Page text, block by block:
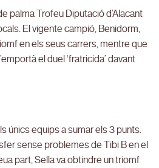
palma Trofeu Diputació d’Alacant
El vigente campió, Benidorm,
en els seus carrers, mentre que
el duel ‘fratricida’ davant
únics equips a sumar els 3 punts.
sense problemes de Tibi B en el
part, Sella va obtindre un triomf